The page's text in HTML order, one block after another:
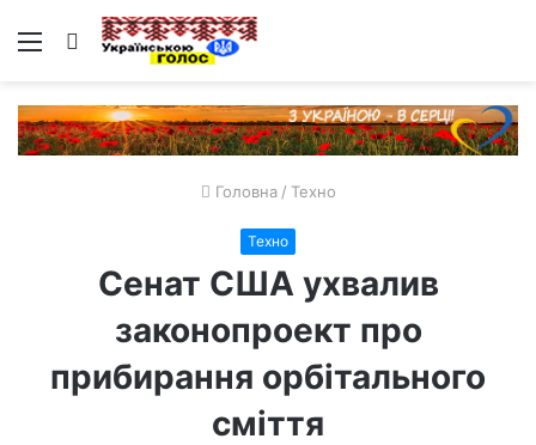
Меню Пошук
Головна / Техно
Техно
Сенат США ухвалив
законопроект про
прибирання орбітального
сміття